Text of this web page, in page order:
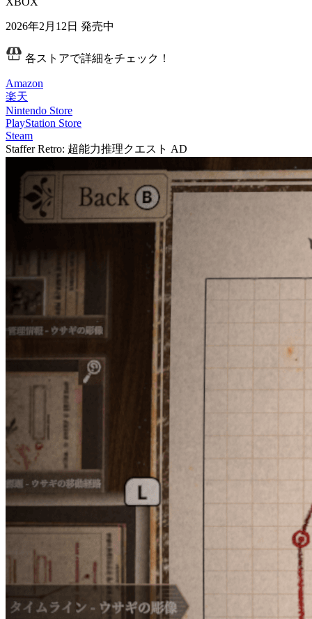
2026年2月12日 発売中
各ストアで詳細をチェック！
Amazon
楽天
Nintendo Store
PlayStation Store
Steam
Staffer Retro: 超能力推理クエスト AD